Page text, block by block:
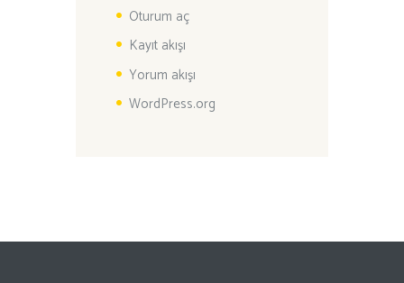
Oturum aç
Kayıt akışı
Yorum akışı
WordPress.org